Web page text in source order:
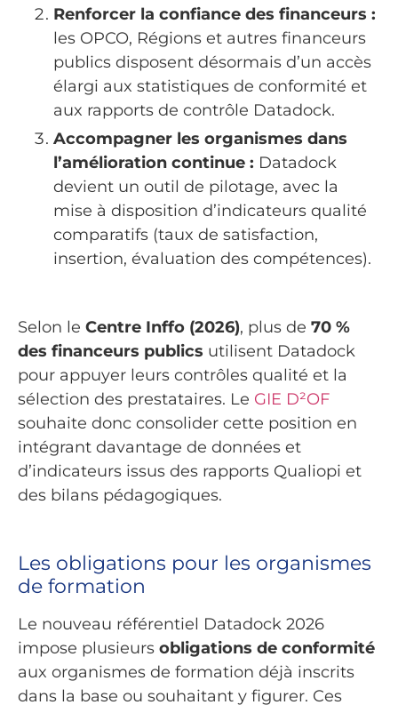
Renforcer la confiance des financeurs :
les OPCO, Régions et autres financeurs
publics disposent désormais d’un accès
élargi aux statistiques de conformité et
aux rapports de contrôle Datadock.
Accompagner les organismes dans
l’amélioration continue : Datadock
devient un outil de pilotage, avec la
mise à disposition d’indicateurs qualité
comparatifs (taux de satisfaction,
insertion, évaluation des compétences).
Selon le Centre Inffo (2026), plus de 70 %
des financeurs publics utilisent Datadock
pour appuyer leurs contrôles qualité et la
sélection des prestataires. Le GIE D²OF
souhaite donc consolider cette position en
intégrant davantage de données et
d’indicateurs issus des rapports Qualiopi et
des bilans pédagogiques.
Les obligations pour les organismes
de formation
Le nouveau référentiel Datadock 2026
impose plusieurs obligations de conformité
aux organismes de formation déjà inscrits
dans la base ou souhaitant y figurer. Ces